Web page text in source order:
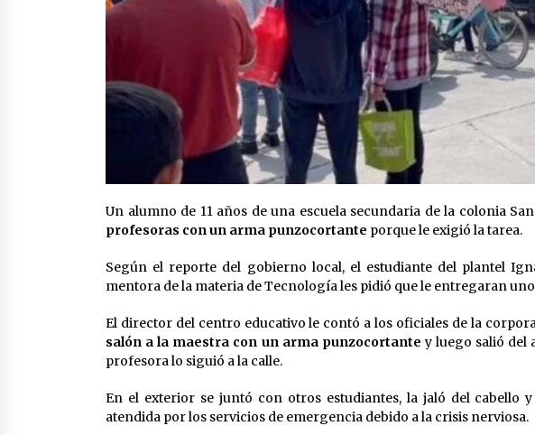
Un alumno de 11 años de una escuela secundaria de la colonia
profesoras con un arma punzocortante porque le exigió la tarea.
Según el reporte del gobierno local, el estudiante del plantel
mentora de la materia de Tecnología les pidió que le entregaran
El director del centro educativo le contó a los oficiales de la
salón a la maestra con un arma punzocortantey luego salió del
profesora lo siguió a la calle.
En el exterior se juntó con otros estudiantes, la jaló del cabello
atendida por los servicios de emergencia debido a la crisis nerviosa.